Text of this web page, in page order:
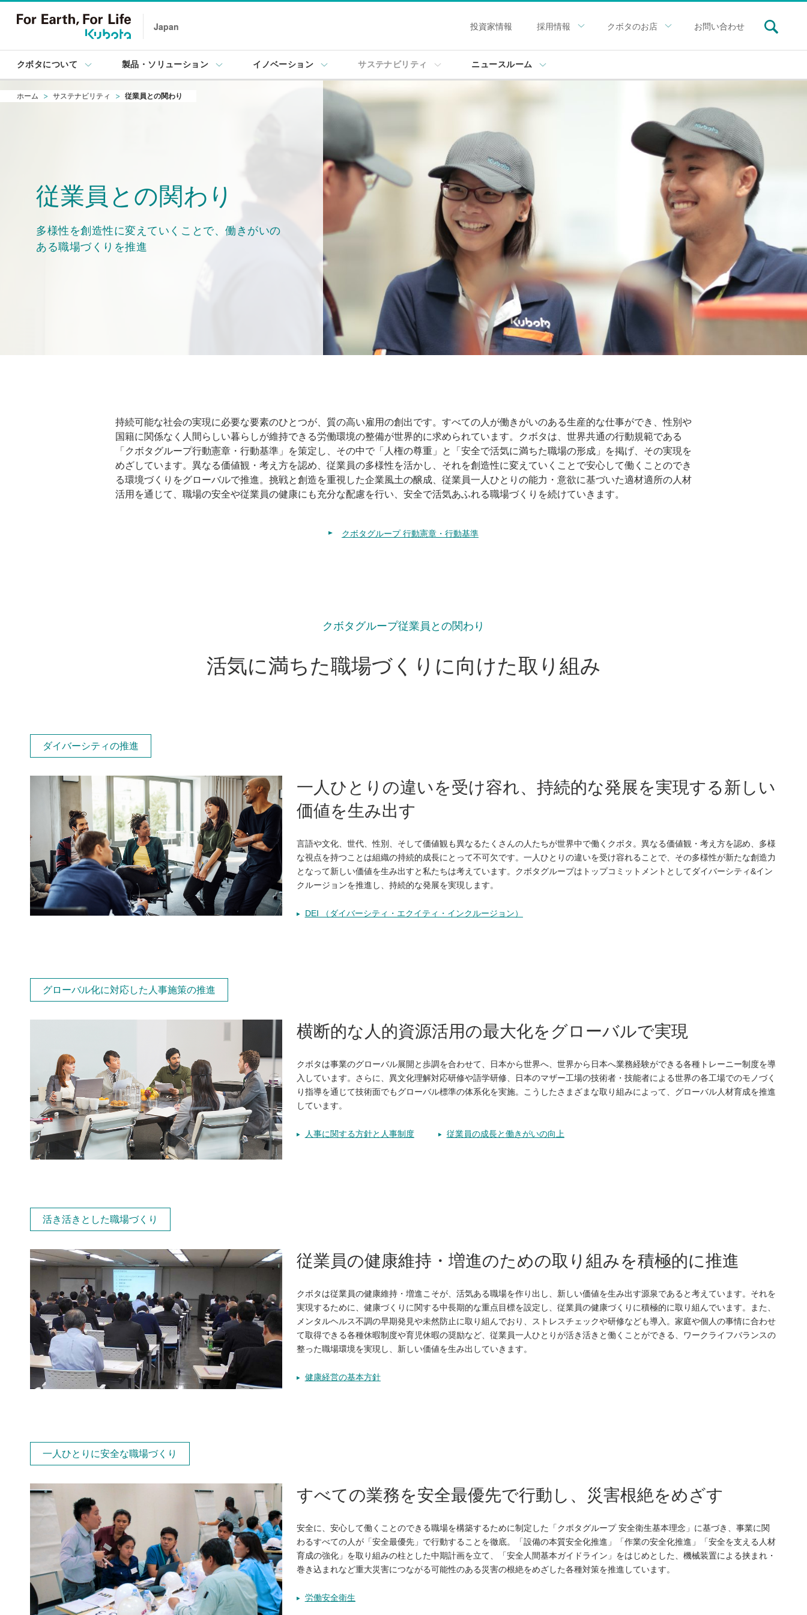
Japan 投資家情報 採用情報 クボタのお店 お問い合わせ
クボタについて 製品・ソリューション イノベーション サステナビリティ ニュースルーム
ホーム サステナビリティ 従業員との関わり
従業員との関わり
多様性を創造性に変えていくことで、働きがいの
ある職場づくりを推進
持続可能な社会の実現に必要な要素のひとつが、質の高い雇用の創出です。すべての人が働きがいのある生産的な仕事ができ、性別や
国籍に関係なく人間らしい暮らしが維持できる労働環境の整備が世界的に求められています。クボタは、世界共通の行動規範である
「クボタグループ行動憲章・行動基準」を策定し、その中で「人権の尊重」と「安全で活気に満ちた職場の形成」を掲げ、その実現を
めざしています。異なる価値観・考え方を認め、従業員の多様性を活かし、それを創造性に変えていくことで安心して働くことのでき
る環境づくりをグローバルで推進。挑戦と創造を重視した企業風土の醸成、従業員一人ひとりの能力・意欲に基づいた適材適所の人材
活用を通じて、職場の安全や従業員の健康にも充分な配慮を行い、安全で活気あふれる職場づくりを続けていきます。
クボタグループ 行動憲章・行動基準
クボタグループ従業員との関わり
活気に満ちた職場づくりに向けた取り組み
ダイバーシティの推進
一人ひとりの違いを受け容れ、持続的な発展を実現する新しい
価値を生み出す
言語や文化、世代、性別、そして価値観も異なるたくさんの人たちが世界中で働くクボタ。異なる価値観・考え方を認め、多様
な視点を持つことは組織の持続的成長にとって不可欠です。一人ひとりの違いを受け容れることで、その多様性が新たな創造力
となって新しい価値を生み出すと私たちは考えています。クボタグループはトップコミットメントとしてダイバーシティ&イン
クルージョンを推進し、持続的な発展を実現します。
DEI （ダイバーシティ・エクイティ・インクルージョン）
グローバル化に対応した人事施策の推進
横断的な人的資源活用の最大化をグローバルで実現
クボタは事業のグローバル展開と歩調を合わせて、日本から世界へ、世界から日本へ業務経験ができる各種トレーニー制度を導
入しています。さらに、異文化理解対応研修や語学研修、日本のマザー工場の技術者・技能者による世界の各工場でのモノづく
り指導を通じて技術面でもグローバル標準の体系化を実施。こうしたさまざまな取り組みによって、グローバル人材育成を推進
しています。
人事に関する方針と人事制度 従業員の成長と働きがいの向上
活き活きとした職場づくり
従業員の健康維持・増進のための取り組みを積極的に推進
クボタは従業員の健康維持・増進こそが、活気ある職場を作り出し、新しい価値を生み出す源泉であると考えています。それを
実現するために、健康づくりに関する中長期的な重点目標を設定し、従業員の健康づくりに積極的に取り組んでいます。また、
メンタルヘルス不調の早期発見や未然防止に取り組んでおり、ストレスチェックや研修なども導入。家庭や個人の事情に合わせ
て取得できる各種休暇制度や育児休暇の奨励など、従業員一人ひとりが活き活きと働くことができる、ワークライフバランスの
整った職場環境を実現し、新しい価値を生み出していきます。
健康経営の基本方針
一人ひとりに安全な職場づくり
すべての業務を安全最優先で行動し、災害根絶をめざす
安全に、安心して働くことのできる職場を構築するために制定した「クボタグループ 安全衛生基本理念」に基づき、事業に関
わるすべての人が「安全最優先」で行動することを徹底。「設備の本質安全化推進」「作業の安全化推進」「安全を支える人材
育成の強化」を取り組みの柱とした中期計画を立て、「安全人間基本ガイドライン」をはじめとした、機械装置による挟まれ・
巻き込まれなど重大災害につながる可能性のある災害の根絶をめざした各種対策を推進しています。
労働安全衛生